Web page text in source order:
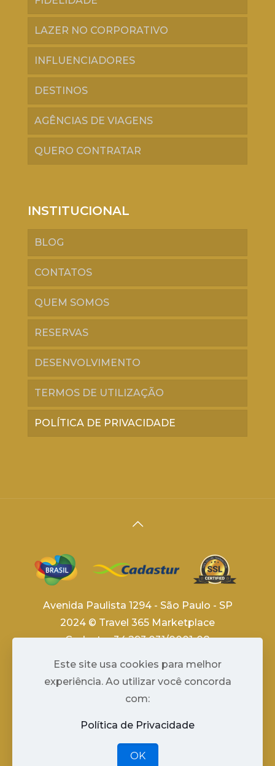
LAZER NO CORPORATIVO
INFLUENCIADORES
DESTINOS
AGÊNCIAS DE VIAGENS
QUERO CONTRATAR
INSTITUCIONAL
BLOG
CONTATOS
QUEM SOMOS
RESERVAS
DESENVOLVIMENTO
TERMOS DE UTILIZAÇÃO
POLÍTICA DE PRIVACIDADE
Avenida Paulista 1294 - São Paulo - SP
2024 © Travel 365 Marketplace
Cadastur 34.293.031/0001-08
Este site usa cookies para melhor
experiência. Ao utilizar você concorda
com:
Política de Privacidade
OK